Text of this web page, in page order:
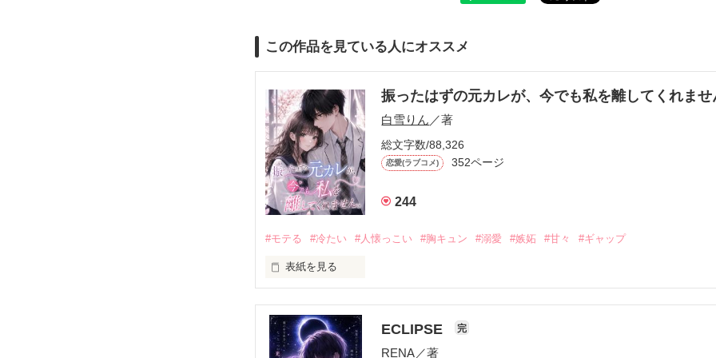
この作品を見ている人にオススメ
振ったはずの元カレが、今でも私を離してくれませ
白雪りん／著
総文字数/88,326
恋愛(ラブコメ) 352ページ
244
#モテる #冷たい #人懐っこい #胸キュン #溺愛 #嫉妬 #甘々 #ギャップ
表紙を見る
「好きだったから、別れを選んだ。」
モテる人を好きになるのが怖かった。
ECLIPSE 完
RENA／著